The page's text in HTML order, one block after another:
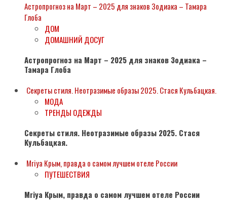
Астропрогноз на Март – 2025 для знаков Зодиака – Тамара
Глоба
ДОМ
ДОМАШНИЙ ДОСУГ
Астропрогноз на Март – 2025 для знаков Зодиака –
Тамара Глоба
Секреты стиля. Неотразимые образы 2025. Стася Кульбацкая.
МОДА
ТРЕНДЫ ОДЕЖДЫ
Секреты стиля. Неотразимые образы 2025. Стася
Кульбацкая.
Mriya Крым, правда о самом лучшем отеле России
ПУТЕШЕСТВИЯ
Mriya Крым, правда о самом лучшем отеле России